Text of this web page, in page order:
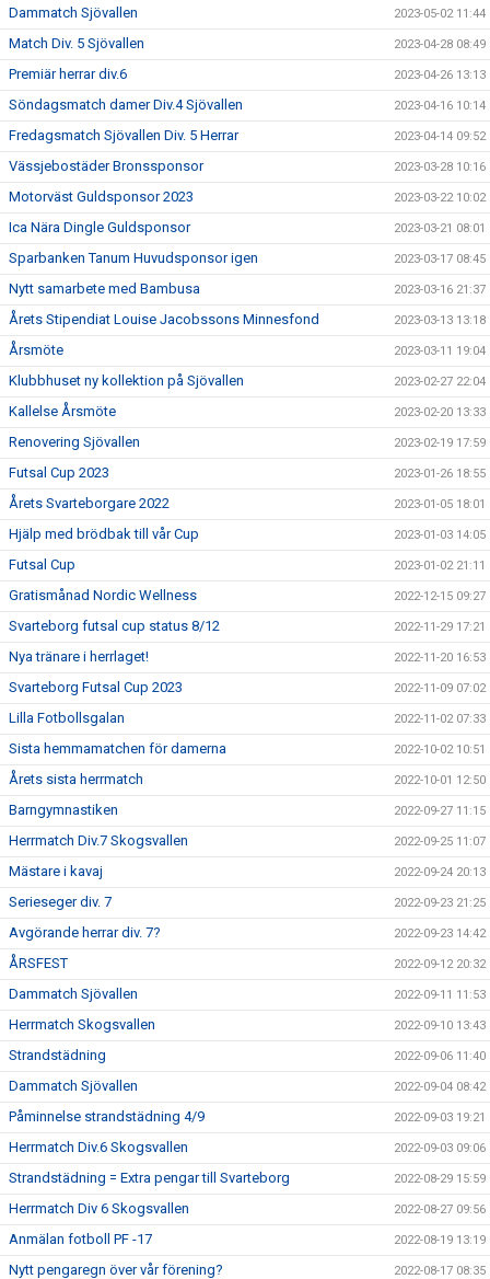
Dammatch Sjövallen 2023-05-02 11:44
Match Div. 5 Sjövallen 2023-04-28 08:49
Premiär herrar div.6 2023-04-26 13:13
Söndagsmatch damer Div.4 Sjövallen 2023-04-16 10:14
Fredagsmatch Sjövallen Div. 5 Herrar 2023-04-14 09:52
Vässjebostäder Bronssponsor 2023-03-28 10:16
Motorväst Guldsponsor 2023 2023-03-22 10:02
Ica Nära Dingle Guldsponsor 2023-03-21 08:01
Sparbanken Tanum Huvudsponsor igen 2023-03-17 08:45
Nytt samarbete med Bambusa 2023-03-16 21:37
Årets Stipendiat Louise Jacobssons Minnesfond 2023-03-13 13:18
Årsmöte 2023-03-11 19:04
Klubbhuset ny kollektion på Sjövallen 2023-02-27 22:04
Kallelse Årsmöte 2023-02-20 13:33
Renovering Sjövallen 2023-02-19 17:59
Futsal Cup 2023 2023-01-26 18:55
Årets Svarteborgare 2022 2023-01-05 18:01
Hjälp med brödbak till vår Cup 2023-01-03 14:05
Futsal Cup 2023-01-02 21:11
Gratismånad Nordic Wellness 2022-12-15 09:27
Svarteborg futsal cup status 8/12 2022-11-29 17:21
Nya tränare i herrlaget! 2022-11-20 16:53
Svarteborg Futsal Cup 2023 2022-11-09 07:02
Lilla Fotbollsgalan 2022-11-02 07:33
Sista hemmamatchen för damerna 2022-10-02 10:51
Årets sista herrmatch 2022-10-01 12:50
Barngymnastiken 2022-09-27 11:15
Herrmatch Div.7 Skogsvallen 2022-09-25 11:07
Mästare i kavaj 2022-09-24 20:13
Serieseger div. 7 2022-09-23 21:25
Avgörande herrar div. 7? 2022-09-23 14:42
ÅRSFEST 2022-09-12 20:32
Dammatch Sjövallen 2022-09-11 11:53
Herrmatch Skogsvallen 2022-09-10 13:43
Strandstädning 2022-09-06 11:40
Dammatch Sjövallen 2022-09-04 08:42
Påminnelse strandstädning 4/9 2022-09-03 19:21
Herrmatch Div.6 Skogsvallen 2022-09-03 09:06
Strandstädning = Extra pengar till Svarteborg 2022-08-29 15:59
Herrmatch Div 6 Skogsvallen 2022-08-27 09:56
Anmälan fotboll PF -17 2022-08-19 13:19
Nytt pengaregn över vår förening? 2022-08-17 08:35